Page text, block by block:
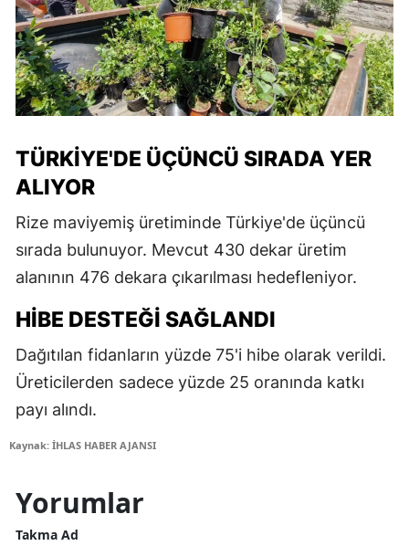
TÜRKIYE'DE ÜÇÜNCÜ SIRADA YER
ALIYOR
Rize maviyemiş üretiminde Türkiye'de üçüncü
sırada bulunuyor. Mevcut 430 dekar üretim
alanının 476 dekara çıkarılması hedefleniyor.
HIBE DESTEĞI SAĞLANDI
Dağıtılan fidanların yüzde 75'i hibe olarak verildi.
Üreticilerden sadece yüzde 25 oranında katkı
payı alındı.
Kaynak: İHLAS HABER AJANSI
Yorumlar
Takma Ad